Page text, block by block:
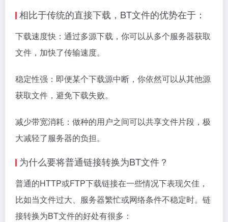
相比于传统的直接下载，BT文件的优势在于：
下载速度快：通过多源下载，你可以从多个服务器获取
文件，加快了传输速度。
稳定性强：即便某个下载源中断，你依然可以从其他源
获取文件，避免下载失败。
减少带宽消耗：做种的用户之间可以共享文件片段，极
大减轻了服务器的负担。
为什么要将普通链接转换为BT文件？
普通的HTTP或FTP下载链接在一些情况下表现欠佳，
比如当文件过大、服务器繁忙或网络条件不稳定时。链
接转换为BT文件的好处有很多：